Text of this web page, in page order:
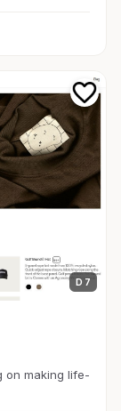
D 7
on making life-